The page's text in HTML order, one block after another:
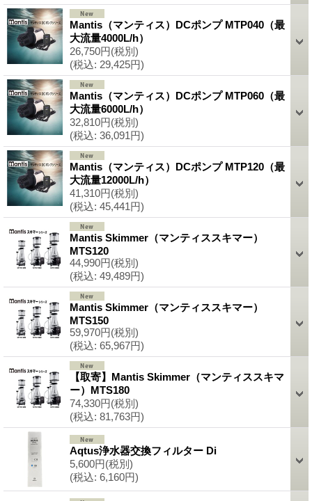
Mantis（マンティス）DCポンプ MTP040（最
大流量4000L/h）
26,750円(税別)
(税込: 29,425円)
Mantis（マンティス）DCポンプ MTP060（最
大流量6000L/h）
32,810円(税別)
(税込: 36,091円)
Mantis（マンティス）DCポンプ MTP120（最
大流量12000L/h）
41,310円(税別)
(税込: 45,441円)
Mantis Skimmer（マンティススキマー）
MTS120
44,990円(税別)
(税込: 49,489円)
Mantis Skimmer（マンティススキマー）
MTS150
59,970円(税別)
(税込: 65,967円)
【取寄】Mantis Skimmer（マンティススキマ
ー）MTS180
74,330円(税別)
(税込: 81,763円)
Aqtus浄水器交換フィルター Di
5,600円(税別)
(税込: 6,160円)